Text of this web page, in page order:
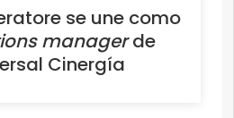
se une como
managerde
Cinergía